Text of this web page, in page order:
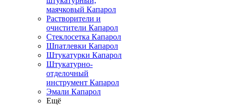
маячковый Капарол
Растворители и
очистители Капарол
Cтеклосетка Капарол
Шпатлевки Капарол
Штукатурки Капарол
Штукатурно-
отделочный
инструмент Капарол
Эмали Капарол
Ещё